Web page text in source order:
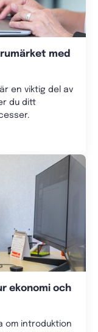
med
en viktig del av
du ditt
ekonomi och
om introduktion